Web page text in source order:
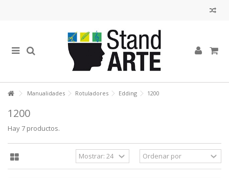
Manualidades Rotuladores Edding 1200
1200
Hay 7 productos.